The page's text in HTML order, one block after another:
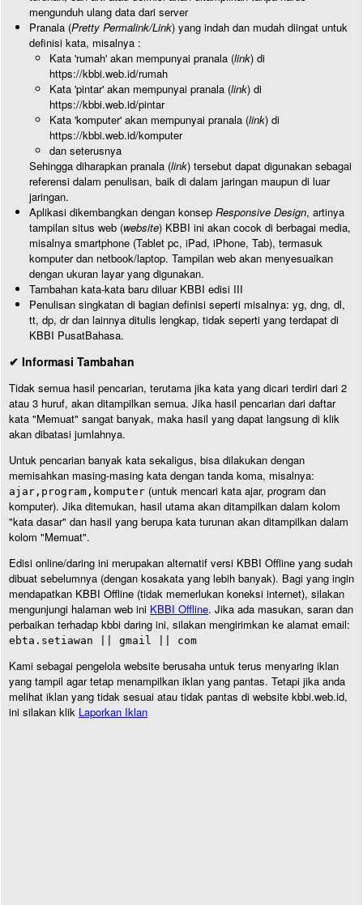
mengunduh ulang data dari server
Pranala (Pretty Permalink/Link) yang indah dan mudah diingat untuk
definisi kata, misalnya :
Kata 'rumah' akan mempunyai pranala (link) di
https://kbbi.web.id/rumah
Kata 'pintar' akan mempunyai pranala (link) di
https://kbbi.web.id/pintar
Kata 'komputer' akan mempunyai pranala (link) di
https://kbbi.web.id/komputer
dan seterusnya
Sehingga diharapkan pranala (link) tersebut dapat digunakan sebagai
referensi dalam penulisan, baik di dalam jaringan maupun di luar
jaringan.
Aplikasi dikembangkan dengan konsep Responsive Design, artinya
tampilan situs web (website) KBBI ini akan cocok di berbagai media,
misalnya smartphone (Tablet pc, iPad, iPhone, Tab), termasuk
komputer dan netbook/laptop. Tampilan web akan menyesuaikan
dengan ukuran layar yang digunakan.
Tambahan kata-kata baru diluar KBBI edisi III
Penulisan singkatan di bagian definisi seperti misalnya: yg, dng, dl,
tt, dp, dr dan lainnya ditulis lengkap, tidak seperti yang terdapat di
KBBI PusatBahasa.
✔ Informasi Tambahan
Tidak semua hasil pencarian, terutama jika kata yang dicari terdiri dari 2
atau 3 huruf, akan ditampilkan semua. Jika hasil pencarian dari daftar
kata "Memuat" sangat banyak, maka hasil yang dapat langsung di klik
akan dibatasi jumlahnya.
Untuk pencarian banyak kata sekaligus, bisa dilakukan dengan
memisahkan masing-masing kata dengan tanda koma, misalnya:
ajar,program,komputer (untuk mencari kata ajar, program dan
komputer). Jika ditemukan, hasil utama akan ditampilkan dalam kolom
"kata dasar" dan hasil yang berupa kata turunan akan ditampilkan dalam
kolom "Memuat".
Edisi online/daring ini merupakan alternatif versi KBBI Offline yang sudah
dibuat sebelumnya (dengan kosakata yang lebih banyak). Bagi yang ingin
mendapatkan KBBI Offline (tidak memerlukan koneksi internet), silakan
mengunjungi halaman web ini KBBI Offline. Jika ada masukan, saran dan
perbaikan terhadap kbbi daring ini, silakan mengirimkan ke alamat email:
ebta.setiawan || gmail || com
Kami sebagai pengelola website berusaha untuk terus menyaring iklan
yang tampil agar tetap menampilkan iklan yang pantas. Tetapi jika anda
melihat iklan yang tidak sesuai atau tidak pantas di website kbbi.web.id,
ini silakan klik Laporkan Iklan